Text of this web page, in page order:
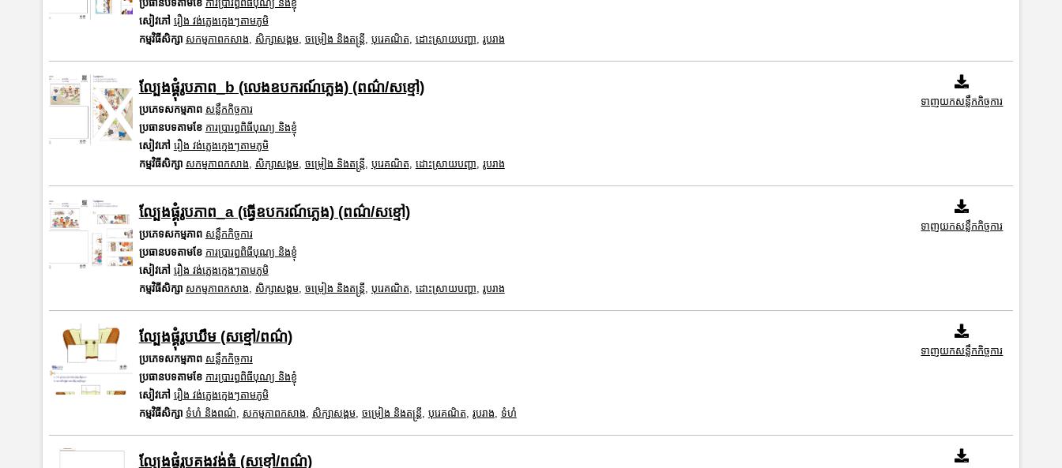
ប្រធានបទតាមខែ ការប្រារព្ធពិធីបុណ្យ និងខ្ញុំ
សៀវភៅ រឿង វង់ភ្លេងក្មេងៗតាមភូមិ
កម្មវិធីសិក្សា សកម្មភាពកសាង សិក្សាសង្គម, ចម្រៀង និងតន្ត្រី បុរេគណិត ដោះស្រាយបញ្ហា រូបរាង
ល្បែងផ្គុំរូបភាព_b (លេងឧបករណ៍ភ្លេង) (ពណ៌/សខ្មៅ)
ប្រភេទសកម្មភាព សន្លឹកកិច្ចការ
ប្រធានបទតាមខែ ការប្រារព្ធពិធីបុណ្យ និងខ្ញុំ
សៀវភៅ រឿង វង់ភ្លេងក្មេងៗតាមភូមិ
កម្មវិធីសិក្សា សកម្មភាពកសាង សិក្សាសង្គម, ចម្រៀង និងតន្ត្រី បុរេគណិត ដោះស្រាយបញ្ហា រូបរាង
ទាញយកសន្លឹកកិច្ចការ
ល្បែងផ្គុំរូបភាព_a (ធ្វើឧបករណ៍ភ្លេង) (ពណ៌/សខ្មៅ)
ប្រភេទសកម្មភាព សន្លឹកកិច្ចការ
ប្រធានបទតាមខែ ការប្រារព្ធពិធីបុណ្យ និងខ្ញុំ
សៀវភៅ រឿង វង់ភ្លេងក្មេងៗតាមភូមិ
កម្មវិធីសិក្សា សកម្មភាពកសាង សិក្សាសង្គម, ចម្រៀង និងតន្ត្រី បុរេគណិត ដោះស្រាយបញ្ហា រូបរាង
ទាញយកសន្លឹកកិច្ចការ
ល្បែងផ្គុំរូបឃឹម (សខ្មៅ/ពណ៌)
ប្រភេទសកម្មភាព សន្លឹកកិច្ចការ
ប្រធានបទតាមខែ ការប្រារព្ធពិធីបុណ្យ និងខ្ញុំ
សៀវភៅ រឿង វង់ភ្លេងក្មេងៗតាមភូមិ
កម្មវិធីសិក្សា ទំហំ និងពណ៌ សកម្មភាពកសាង សិក្សាសង្គម, ចម្រៀង និងតន្ត្រី បុរេគណិត រូបរាង ទំហំ
ទាញយកសន្លឹកកិច្ចការ
ល្បែងផ្គុំរូបគងវង់ធំ (សខ្មៅ/ពណ៌)